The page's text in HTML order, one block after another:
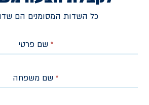
כל השדות המסומנים הם
שם פרטי *
שם משפחה *